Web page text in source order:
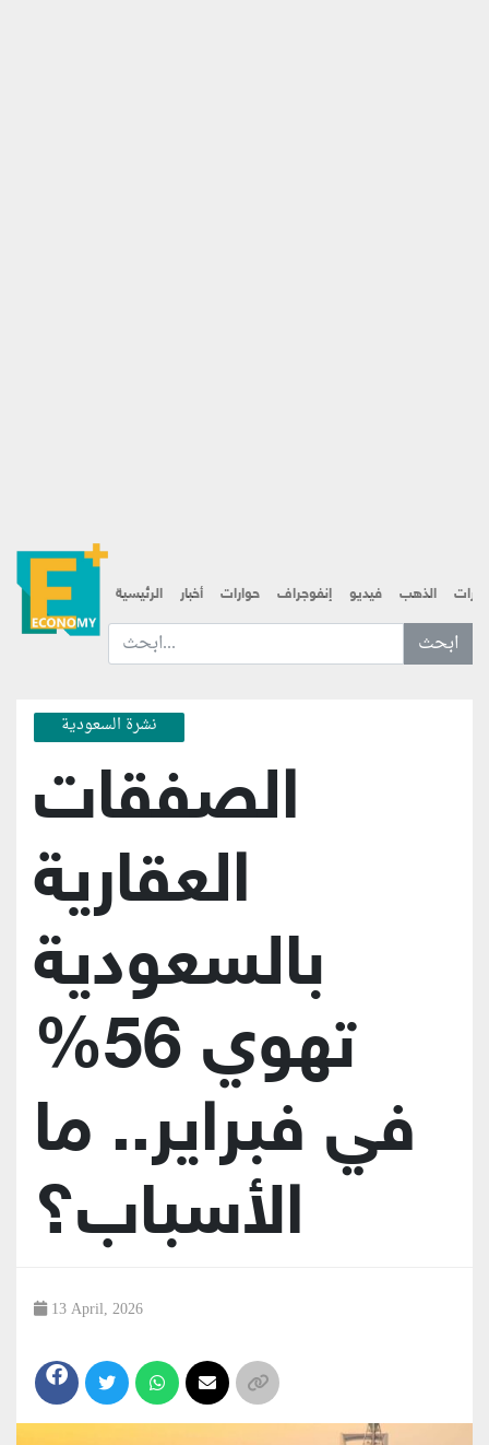
الرئيسية أخبار حوارات إنفوجراف فيديو الذهب
ابحث عن... :
نشرة السعودية
الصفقات
العقارية
بالسعودية
تهوي 56%
في فبراير.. ما
الأسباب؟
13 April, 2026